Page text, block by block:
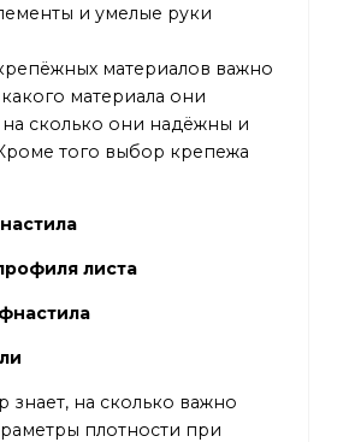
и умелые руки
материалов важно
материала они
на сколько они надёжны и
того выбор крепежа
листа
на сколько важно
плотности при